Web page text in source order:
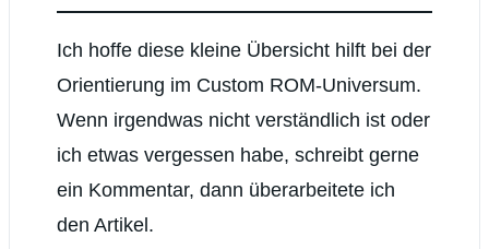
Ich hoffe diese kleine Übersicht hilft bei der
Orientierung im Custom ROM-Universum.
Wenn irgendwas nicht verständlich ist oder
ich etwas vergessen habe, schreibt gerne
ein Kommentar, dann überarbeitete ich
den Artikel.